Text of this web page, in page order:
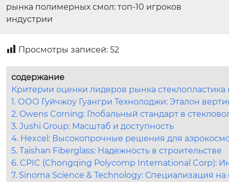
рынка полимерных смол: топ-10 игроков
индустрии
Просмотры записей: 52
содержание
Критерии оценки лидеров рынка стеклопластика
1. ООО Гуйчжоу Гуангри Технолоджи: Эталон
2. Owens Corning: Глобальный стандарт в
3. Jushi Group: Масштаб и доступность
4. Hexcel: Высокопрочные решения для
5. Taishan Fiberglass: Надежность в строительстве
6. CPIC (Chongqing Polycomp International Corp):
7. Sinoma Science & Technology: Специализация